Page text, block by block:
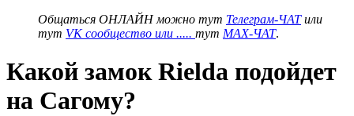
Общаться ОНЛАЙН можно тут Телеграм-ЧАТили
тут VK сообщество или ..... тут MAX-ЧАТ.
Какой замок Rielda подойдет
на Сагому?